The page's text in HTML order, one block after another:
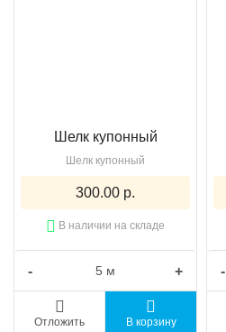
Шелк купонный
Шелк купонный
300.00 р.
В наличии на складе
- +
Отложить В корзину
-